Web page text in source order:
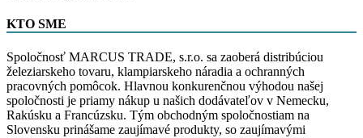
KTO SME
Spoločnosť MARCUS TRADE, s.r.o. sa zaoberá distribúciou
železiarskeho tovaru, klampiarskeho náradia a ochranných
pracovných pomôcok. Hlavnou konkurenčnou výhodou našej
spoločnosti je priamy nákup u našich dodávateľov v Nemecku,
Rakúsku a Francúzsku. Tým obchodným spoločnostiam na
Slovensku prinášame zaujímavé produkty, so zaujímavými